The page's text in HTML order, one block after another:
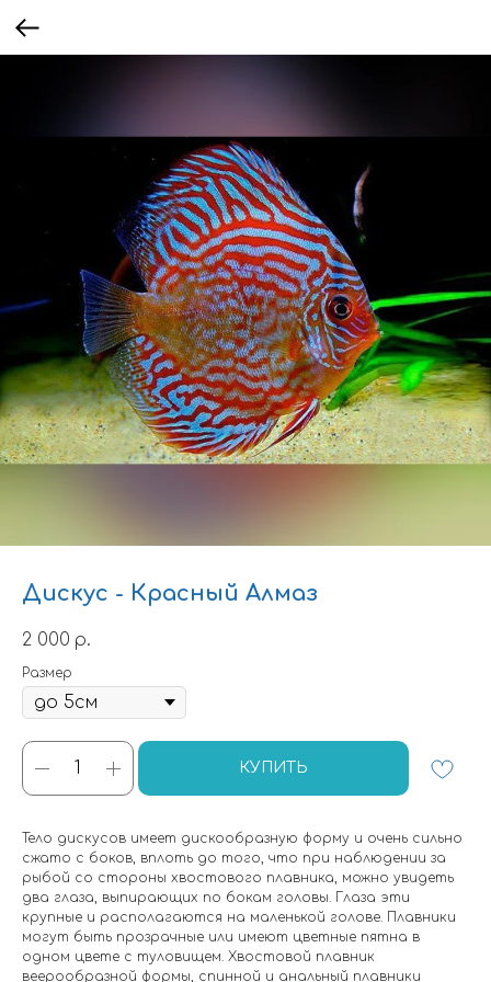
Дискус - Красный Алмаз
2 000 р.
Размер
КУПИТЬ
Тело дискусов имеет дискообразную форму и очень сильно
сжато с боков, вплоть до того, что при наблюдении за
рыбой со стороны хвостового плавника, можно увидеть
два глаза, выпирающих по бокам головы. Глаза эти
крупные и располагаются на маленькой голове. Плавники
могут быть прозрачные или имеют цветные пятна в
одном цвете с туловищем. Хвостовой плавник
веерообразной формы, спинной и анальный плавники